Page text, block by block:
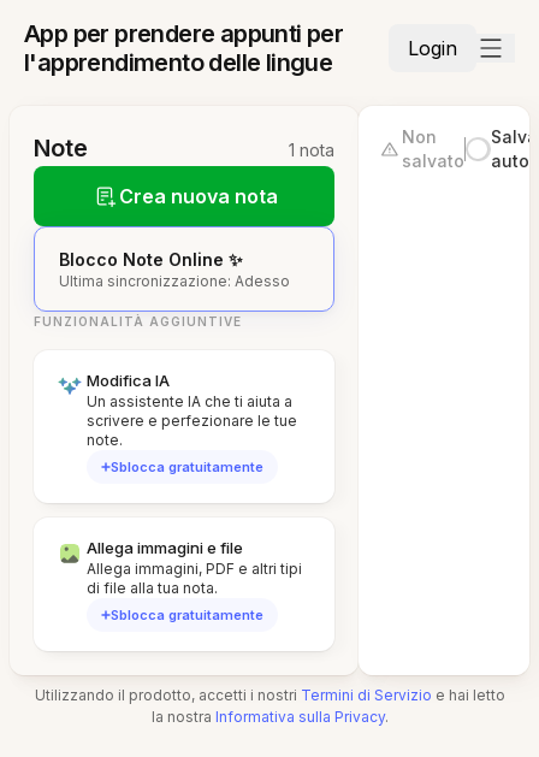
App per prendere appunti per
l'apprendimento delle lingue
Login
Note 1 nota
Crea nuova nota
Blocco Note Online ✨
Ultima sincronizzazione: Adesso
FUNZIONALITÀ AGGIUNTIVE
Modifica IA
Un assistente IA che ti aiuta a
scrivere e perfezionare le tue
note.
Sblocca gratuitamente
Allega immagini e file
Allega immagini, PDF e altri tipi
di file alla tua nota.
Sblocca gratuitamente
Non
salvato
Utilizzando il prodotto, accetti i nostri Termini di Servizio e hai letto
la nostra Informativa sulla Privacy.